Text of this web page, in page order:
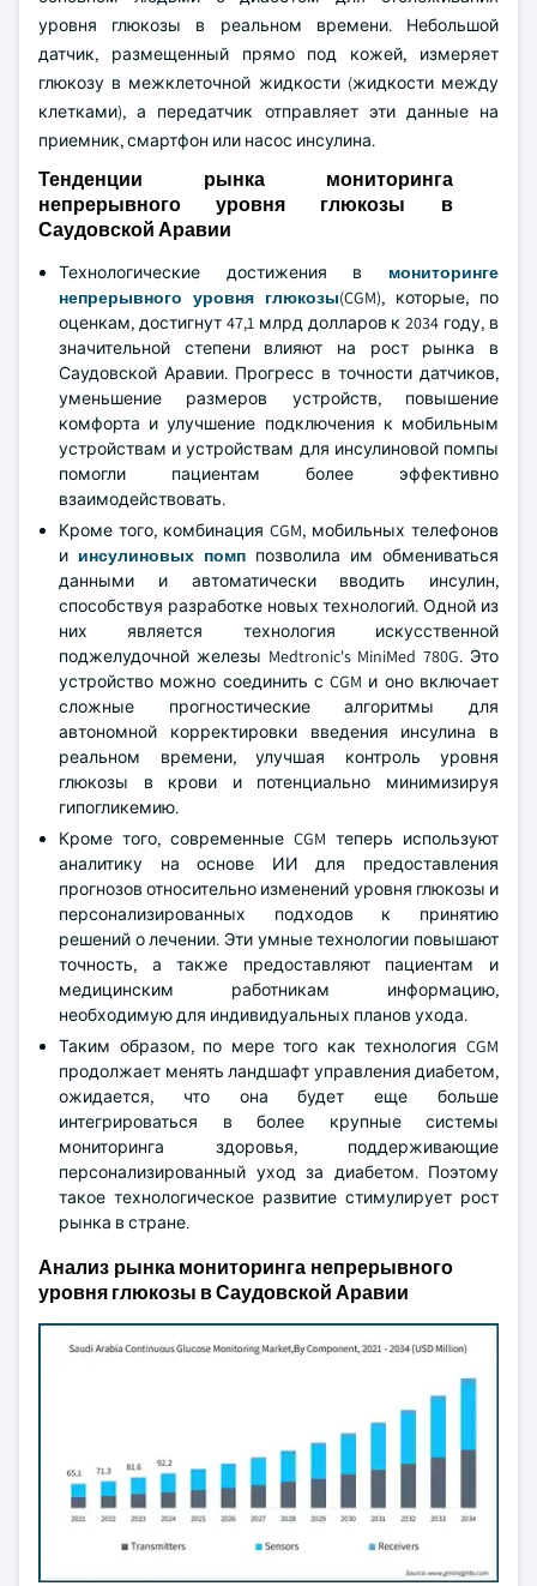
уровня глюкозы в реальном времени. Небольшой
датчик, размещенный прямо под кожей, измеряет
глюкозу в межклеточной жидкости (жидкости между
клетками), а передатчик отправляет эти данные на
приемник, смартфон или насос инсулина.
Тенденции рынка мониторинга
непрерывного уровня глюкозы в
Саудовской Аравии
Технологические достижения в мониторинге
непрерывного уровня глюкозы(CGM), которые, по
оценкам, достигнут 47,1 млрд долларов к 2034 году, в
значительной степени влияют на рост рынка в
Саудовской Аравии. Прогресс в точности датчиков,
уменьшение размеров устройств, повышение
комфорта и улучшение подключения к мобильным
устройствам и устройствам для инсулиновой помпы
помогли пациентам более эффективно
взаимодействовать.
Кроме того, комбинация CGM, мобильных телефонов
и инсулиновых помп позволила им обмениваться
данными и автоматически вводить инсулин,
способствуя разработке новых технологий. Одной из
них является технология искусственной
поджелудочной железы Medtronic's MiniMed 780G. Это
устройство можно соединить с CGM и оно включает
сложные прогностические алгоритмы для
автономной корректировки введения инсулина в
реальном времени, улучшая контроль уровня
глюкозы в крови и потенциально минимизируя
гипогликемию.
Кроме того, современные CGM теперь используют
аналитику на основе ИИ для предоставления
прогнозов относительно изменений уровня глюкозы и
персонализированных подходов к принятию
решений о лечении. Эти умные технологии повышают
точность, а также предоставляют пациентам и
медицинским работникам информацию,
необходимую для индивидуальных планов ухода.
Таким образом, по мере того как технология CGM
продолжает менять ландшафт управления диабетом,
ожидается, что она будет еще больше
интегрироваться в более крупные системы
мониторинга здоровья, поддерживающие
персонализированный уход за диабетом. Поэтому
такое технологическое развитие стимулирует рост
рынка в стране.
Анализ рынка мониторинга непрерывного
уровня глюкозы в Саудовской Аравии